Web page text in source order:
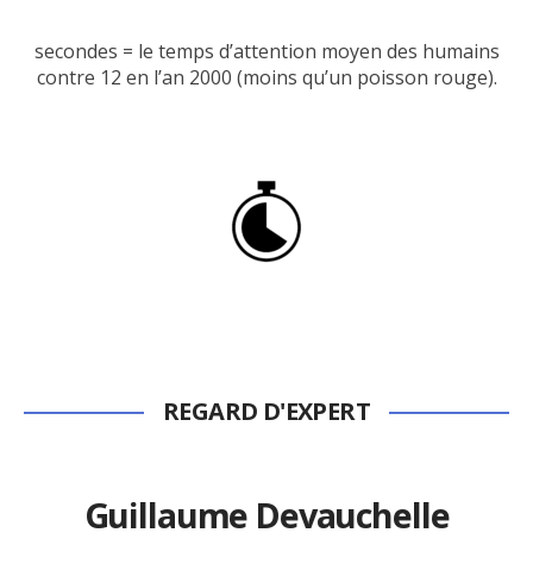
secondes = le temps d’attention moyen des humains
contre 12 en l’an 2000 (moins qu’un poisson rouge).
REGARD D'EXPERT
Guillaume Devauchelle